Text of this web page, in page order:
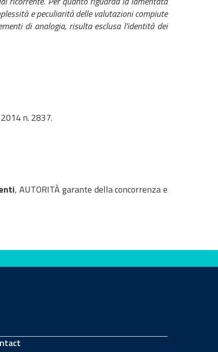
e peculiarità delle valutazioni compiute
di analogia, risulta esclusa l’identità dei
n. 2837.
, AUTORITÀ garante della concorrenza e